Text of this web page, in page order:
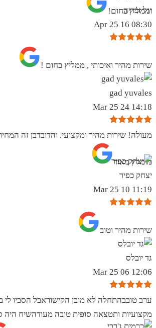
וממליץ בחום!
יגל זכריה
08:30 16 Apr 25
שירות מהיר ואיכותי , ממליץ בחום !
gad yuvales
14:18 24 Mar 25
מעולה! שירות מהיר ומקצועי. והדובדבן זה
מומלץ מאוד
יצחק כפיר
11:19 10 Mar 25
שירות מהיר וטוב
גד יובלס
12:06 06 Mar 25
ערב טובבהתחלה לא מובן הקישוראבל הסביו לי
מקצועיות ותטצאה סופית טובה מעודהשיח היה